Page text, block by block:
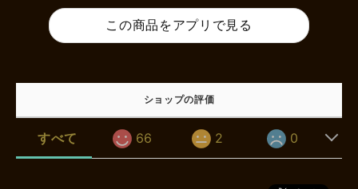
この商品をアプリで見る
ショップの評価
すべて 66 2 0